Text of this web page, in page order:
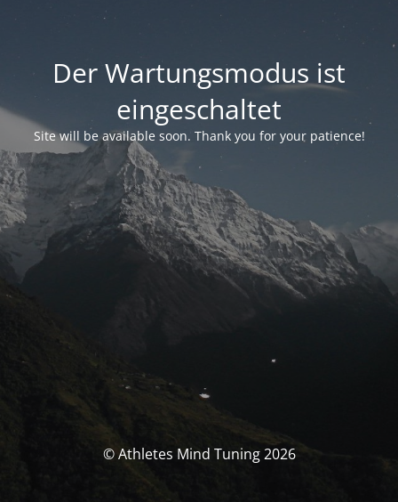
Der Wartungsmodus ist
eingeschaltet
Site will be available soon. Thank you for your patience!
© Athletes Mind Tuning 2026